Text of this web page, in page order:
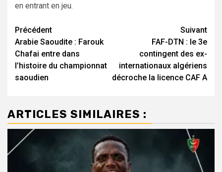
en entrant en jeu.
Navigation
d’article
Précédent
Arabie Saoudite : Farouk
Chafai entre dans
l’histoire du championnat
saoudien
Suivant
FAF-DTN : le 3e
contingent des ex-
internationaux algériens
décroche la licence CAF A
ARTICLES SIMILAIRES :